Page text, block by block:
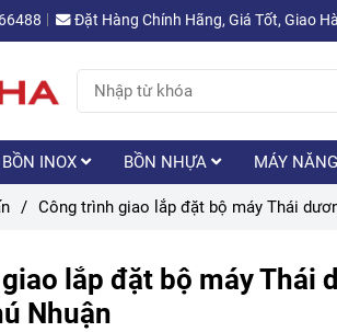
Đặt Hàng Chính Hãng, Giá Tốt, Giao
BỒN INOX BỒN NHỰA MÁY
/ Công trình giao lắp đặt bộ máy Thái
lắp đặt bộ máy Thái
Nhuận